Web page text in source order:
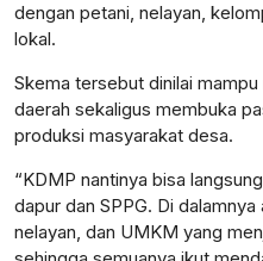
dengan petani, nelayan,
lokal.
Skema tersebut dinilai
daerah sekaligus membuka
produksi masyarakat desa.
“KDMP nantinya bisa
dapur dan SPPG. Di
nelayan, dan UMKM yang